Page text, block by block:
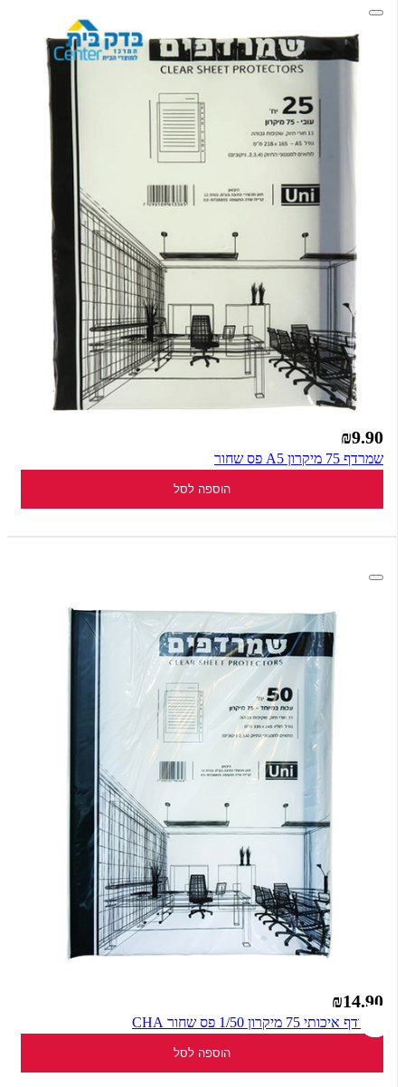
₪9.90
שמרדף 75 מיקרון A5 פס שחור
הוספה לסל
₪14.90
שמרדף איכותי 75 מיקרון 1/50 פס שחור CHA
הוספה לסל